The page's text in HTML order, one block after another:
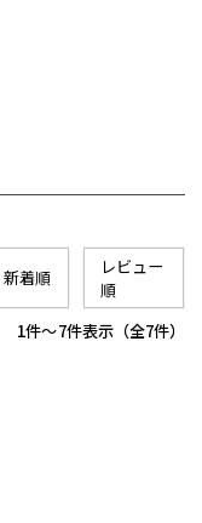
新着順
レビュー
順
7
1 -7件表示